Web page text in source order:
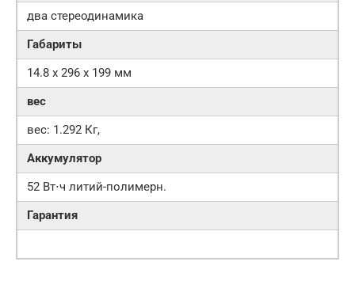
два стереодинамика
Габариты
14.8 x 296 x 199 мм
вес
вес: 1.292 Кг,
Аккумулятор
52 Вт⋅ч литий-полимерн.
Гарантия